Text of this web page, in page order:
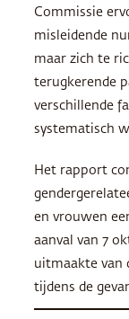
Commissie
misleidende
maar zich te
terugkerende
verschillende
systematisch
Het rapport
en vrouwen
aanval van 7
uitmaakte van
tijdens de